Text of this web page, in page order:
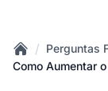
Home
/ Perguntas
Como Aumentar